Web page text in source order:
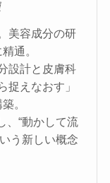
美容成分の研
通。
設計と皮膚科
捉えなおす」
。
、“動かして流
う新しい概念